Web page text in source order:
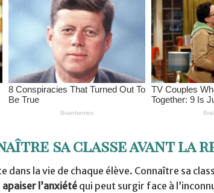
sa classe avant la
la vie de chaque élève. Connaître sa
apaiser l’anxiété qui peut surgir face à